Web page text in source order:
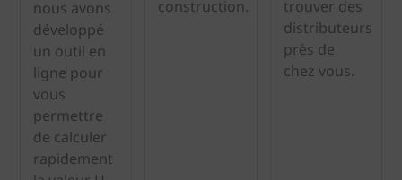
nous avons
développé
un outil en
ligne pour
vous
permettre
de calculer
rapidement
construction.
trouver des
distributeurs
près de
chez vous.